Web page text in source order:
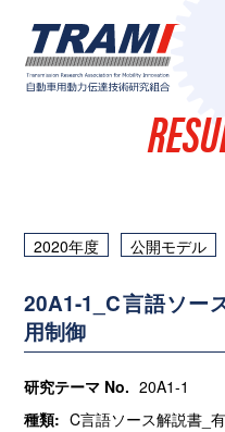
2020年度 公開モデル
20A1-1_C言語ソー
用制御
研究テーマ No. 20A1-1
種類: C言語ソース解説書_